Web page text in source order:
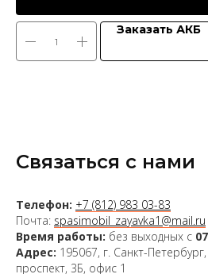
Заказать АКБ
Связаться с нами
Телефон: +7 (812) 983 03-83
Почта: spasimobil_zayavka1@mail.ru
Время работы: без выходных с
Адрес: 195067, г. Санкт-
проспект, 3Б, офис 1